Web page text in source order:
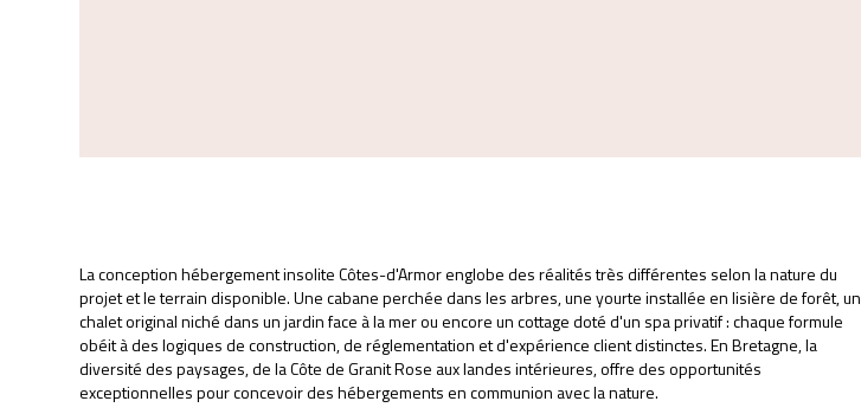
La conception hébergement insolite Côtes-d'Armor englobe des réalités très différentes selon la nature du
projet et le terrain disponible. Une cabane perchée dans les arbres, une yourte installée en lisière de forêt, un
chalet original niché dans un jardin face à la mer ou encore un cottage doté d'un spa privatif : chaque formule
obéit à des logiques de construction, de réglementation et d'expérience client distinctes. En Bretagne, la
diversité des paysages, de la Côte de Granit Rose aux landes intérieures, offre des opportunités
exceptionnelles pour concevoir des hébergements en communion avec la nature.